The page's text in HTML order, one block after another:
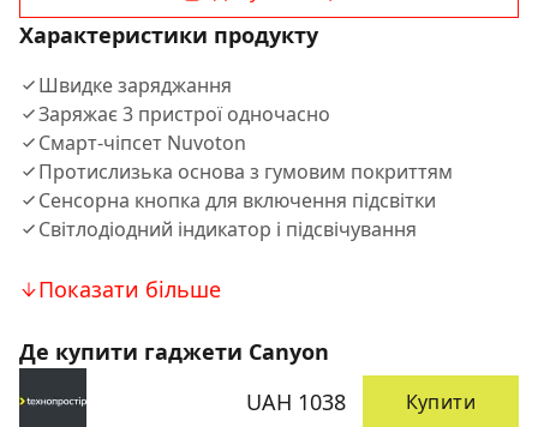
Характеристики продукту
Швидке заряджання
Заряжає 3 пристрої одночасно
Смарт-чіпсет Nuvoton
Протислизька основа з гумовим покриттям
Сенсорна кнопка для включення підсвітки
Світлодіодний індикатор і підсвічування
Показати більше
Де купити гаджети Canyon
UAH 1038
Купити